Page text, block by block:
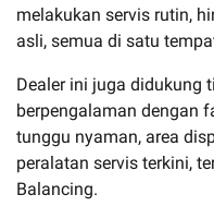
melakukan servis rutin,
asli, semua di satu
Dealer ini juga didukung
berpengalaman dengan
tunggu nyaman, area
peralatan servis terkini,
Balancing.